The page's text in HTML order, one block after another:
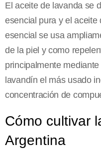
El aceite de lavanda se
esencial pura y el
esencial se usa
de la piel y como
principalmente
lavandín el más usado
concentración de
Cómo cultivar
Argentina